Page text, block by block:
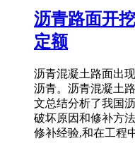
沥青路面开
定额
沥青混凝土路面出
沥青。沥青混凝土
文总结分析了我国
破坏原因和修补方
修补经验,和在工程